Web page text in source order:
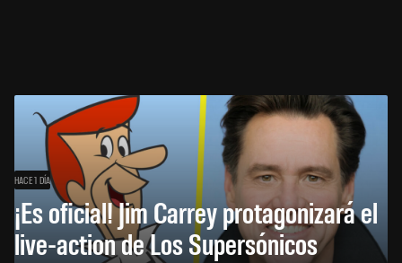
HACE 1 DÍA
¡Es oficial! Jim Carrey protagonizará el
live-action de Los Supersónicos